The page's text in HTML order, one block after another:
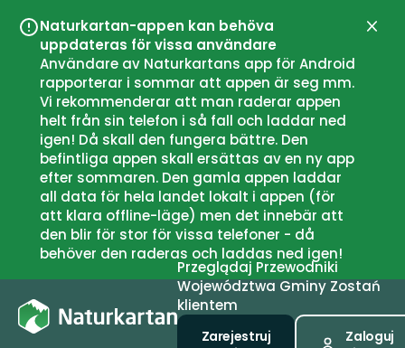
Naturkartan-appen kan behöva
uppdateras för vissa användare
Användare av Naturkartans app för Android
rapporterar i sommar att appen är seg mm.
Vi rekommenderar att man raderar appen
helt från sin telefon i så fall och laddar ned
igen! Då skall den fungera bättre. Den
befintliga appen skall ersättas av en ny app
efter sommaren. Den gamla appen laddar
all data för hela landet lokalt i appen (för
att klara offline-läge) men det innebär att
den blir för stor för vissa telefoner - då
behöver den raderas och laddas ned igen!
Przeglądaj Przewodniki
Województwa Gminy Zostań
klientem
Zarejestruj
Zaloguj